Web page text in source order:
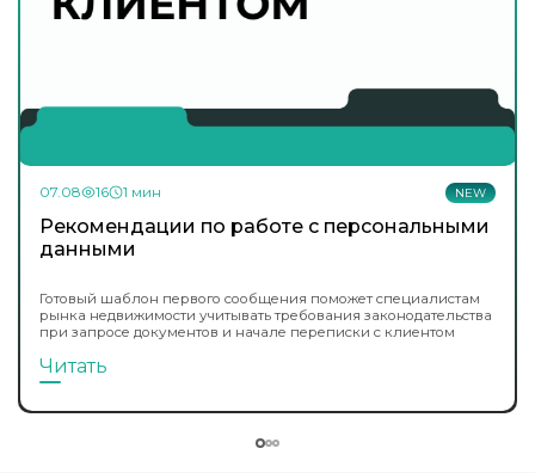
NEW
07.08 16 1 мин
Рекомендации по работе с персональными
данными
Готовый шаблон первого сообщения поможет специалистам
рынка недвижимости учитывать требования законодательства
при запросе документов и начале переписки с клиентом
Читать